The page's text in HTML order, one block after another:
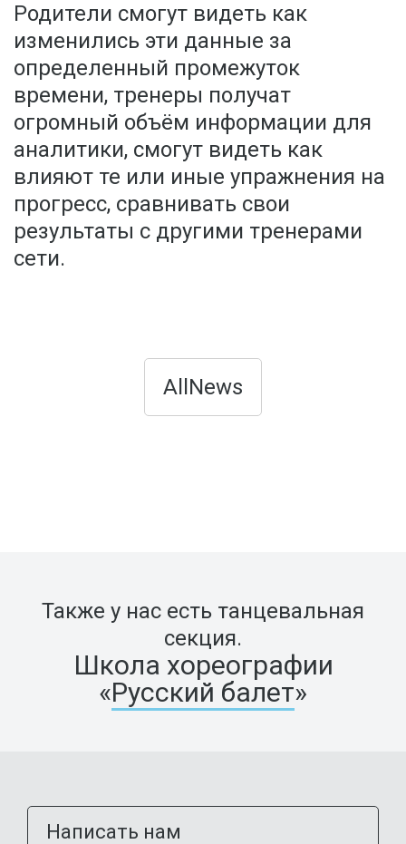
Родители смогут видеть как
изменились эти данные за
определенный промежуток
времени, тренеры получат
огромный объём информации для
аналитики, смогут видеть как
влияют те или иные упражнения на
прогресс, сравнивать свои
результаты с другими тренерами
сети.
AllNews
Также у нас есть танцевальная
секция.
Школа хореографии
«Русский балет»
Написать нам